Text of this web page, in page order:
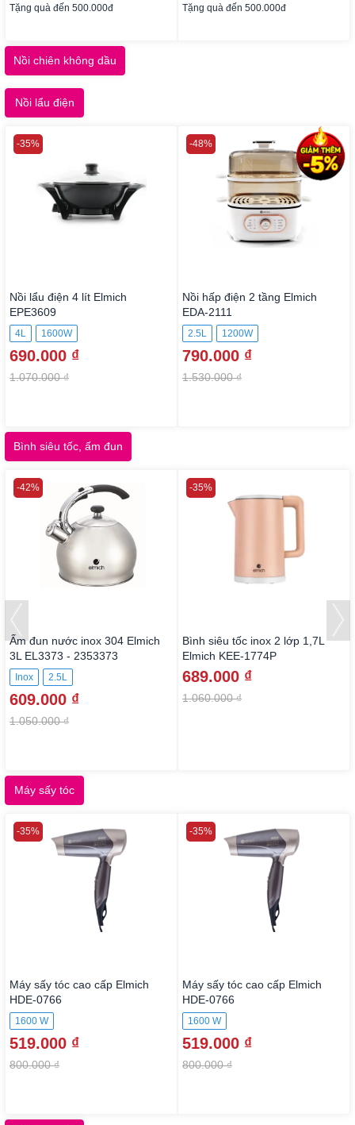
Tặng quà đến 500.000đ Tặng quà đến 500.000đ
Nồi chiên không dầu
Nồi lẩu điện
Nồi lẩu điện 4 lít Elmich
EPE3609
4L 1600W
690.000 ₫
1.070.000 ₫
-35%
Nồi hấp điện 2 tầng Elmich
EDA-2111
2.5L 1200W
790.000 ₫
1.530.000 ₫
-48%
Bình siêu tốc, ấm đun
Ấm đun nước inox 304 Elmich
3L EL3373 - 2353373
Inox 2.5L
609.000 ₫
1.050.000 ₫
-42%
Bình siêu tốc inox 2 lớp 1,7L
Elmich KEE-1774P
689.000 ₫
1.060.000 ₫
-35%
Máy sấy tóc
Máy sấy tóc cao cấp Elmich
HDE-0766
1600 W
519.000 ₫
800.000 ₫
-35%
Máy sấy tóc cao cấp Elmich
HDE-0766
1600 W
519.000 ₫
800.000 ₫
-35%